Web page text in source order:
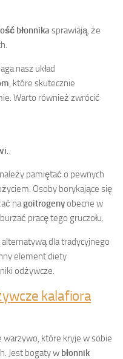
błonnikasprawiają, że
nasz układ
, które skutecznie
Warto również zwrócić
.
pamiętać o pewnych
Osoby borykające się
nagoitrogenyobecne w
pracę tego gruczołu.
dla tradycyjnego
element diety
odżywcze.
kalafiora
warzywo, które kryje w sobie
Jest bogaty w błonnik